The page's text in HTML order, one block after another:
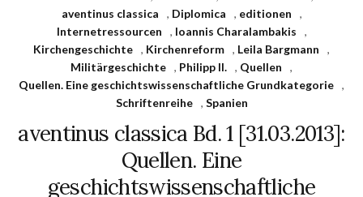
aventinus classica
, Diplomica , editionen
,
Internetressourcen
, Ioannis Charalambakis
,
Kirchengeschichte , Kirchenreform , Leila Bargmann
,
Militärgeschichte , Philipp II. , Quellen
,
Quellen. Eine geschichtswissenschaftliche Grundkategorie ,
Schriftenreihe
, Spanien
aventinus classica Bd. 1 [31.03.2013]:
Quellen. Eine
geschichtswissenschaftliche